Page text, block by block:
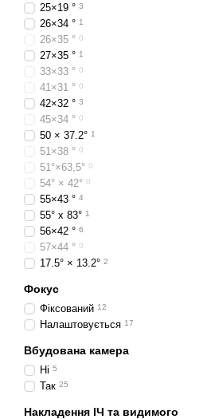
25×19 ° 3
26×34 ° 1
26×35 ° 0
27×35 ° 1
33×33 ° 0
41×31 ° 0
42×32 ° 3
45×34 ° 0
50 × 37.2° 1
51×38 ° 0
51°×63,5° 0
54° × 42° 0
55×43 ° 4
55° х 83° 1
56×42 ° 6
57×44 ° 0
17.5° × 13.2° 2
Фокус
Фіксований 12
Налаштовується 17
Вбудована камера
Ні 5
Так 25
Накладення ІЧ та видимого